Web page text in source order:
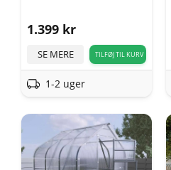
1.399 kr
SE MERE TILFØJ TIL KURV
1-2 uger